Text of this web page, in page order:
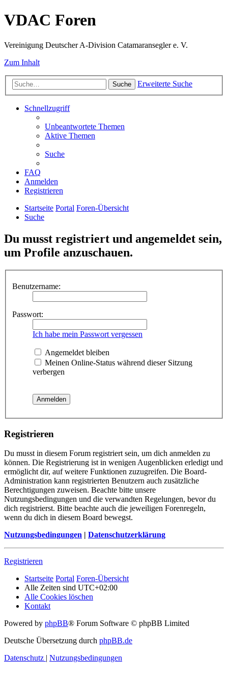
VDAC Foren
Vereinigung Deutscher A-Division Catamaransegler e. V.
Zum Inhalt
Suche Erweiterte Suche
Schnellzugriff
Unbeantwortete Themen
Aktive Themen
Suche
FAQ
Anmelden
Registrieren
Startseite Portal Foren-Übersicht
Suche
Du musst registriert und angemeldet sein,
um Profile anzuschauen.
Benutzername:
Passwort:
Ich habe mein Passwort vergessen
Angemeldet bleiben
Meinen Online-Status während dieser Sitzung
verbergen
Registrieren
Du musst in diesem Forum registriert sein, um dich anmelden zu
können. Die Registrierung ist in wenigen Augenblicken erledigt und
ermöglicht dir, auf weitere Funktionen zuzugreifen. Die Board-
Administration kann registrierten Benutzern auch zusätzliche
Berechtigungen zuweisen. Beachte bitte unsere
Nutzungsbedingungen und die verwandten Regelungen, bevor du
dich registrierst. Bitte beachte auch die jeweiligen Forenregeln,
wenn du dich in diesem Board bewegst.
Nutzungsbedingungen | Datenschutzerklärung
Registrieren
Startseite Portal Foren-Übersicht
Alle Zeiten sind UTC+02:00
Alle Cookies löschen
Kontakt
Powered by phpBB® Forum Software © phpBB Limited
Deutsche Übersetzung durch phpBB.de
Datenschutz | Nutzungsbedingungen